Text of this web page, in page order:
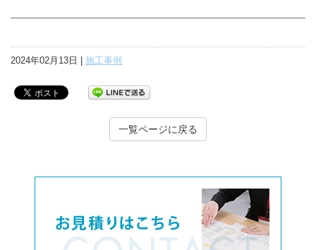
2024年02月13日 | 施工事例
一覧ページに戻る